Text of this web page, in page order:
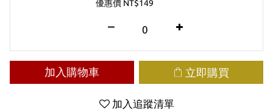
優惠價 NT$149
加入購物車 立即購買
加入追蹤清單